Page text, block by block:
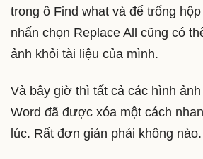
trong ô Find what và để trống
nhấn chọn Replace All cũng có
ảnh khỏi tài liệu của mình.
Và bây giờ thì tất cả các hình
Word đã được xóa một cách
lúc. Rất đơn giản phải không nào.